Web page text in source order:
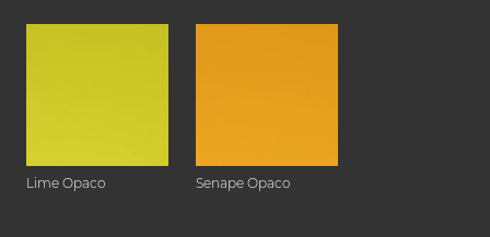
Lime Opaco Senape Opaco